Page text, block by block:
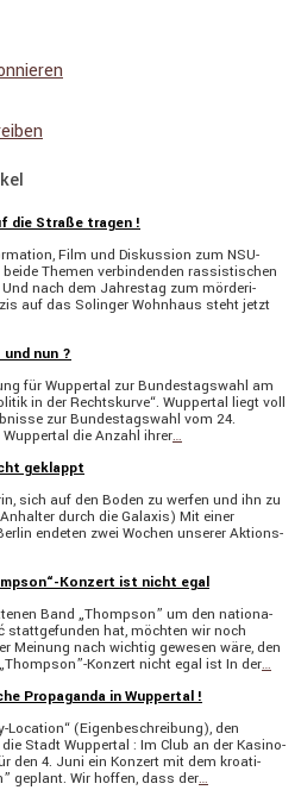
die Straße tragen !
Film und Diskus­sion zum NSU-
Themen verbin­denden rassis­ti­schen
nach dem Jahrestag zum mörde­ri­
auf das Solinger Wohnhaus steht jetzt
nun ?
für Wuppertal zur Bundes­tags­wahl am
in der Rechts­kurve“. Wuppertal liegt voll
zur Bundes­tags­wahl vom 24.
die Anzahl ihrer…
geklappt
sich auf den Boden zu werfen und ihn zu
durch die Galaxis) Mit einer
endeten zwei Wochen unserer Aktions­
Konzert ist nicht egal
Band „Thompson” um den natio­na­
statt­ge­funden hat, möchten wir noch
Meinung nach wichtig gewesen wäre, den
Konzert nicht egal ist In der…
Propaganda in Wuppertal !
Location“ (Eigen­be­schrei­bung), den
Stadt Wuppertal : Im Club an der Kasino­
den 4. Juni ein Konzert mit dem kroati­
geplant. Wir hoffen, dass der…